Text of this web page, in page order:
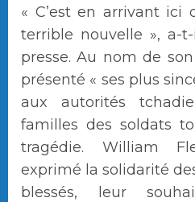
« C’est en arrivant ici
terrible nouvelle », a-
presse. Au nom de
présenté « ses plus
aux autorités
familles des soldats
tragédie. William
exprimé la solidarité
blessés, leur